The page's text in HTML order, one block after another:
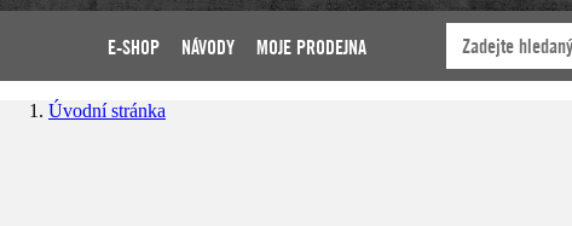
E-SHOP NÁVODY MOJE PRODEJNA
Úvodní stránka